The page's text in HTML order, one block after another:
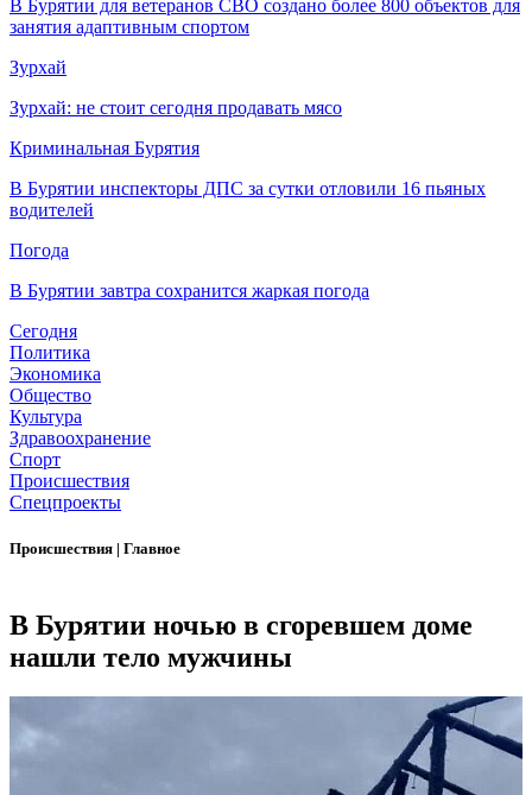
В Бурятии для ветеранов СВО создано более 800 объектов для
занятия адаптивным спортом
Зурхай
Зурхай: не стоит сегодня продавать мясо
Криминальная Бурятия
В Бурятии инспекторы ДПС за сутки отловили 16 пьяных
водителей
Погода
В Бурятии завтра сохранится жаркая погода
Сегодня
Политика
Экономика
Общество
Культура
Здравоохранение
Спорт
Происшествия
Спецпроекты
Происшествия | Главное
В Бурятии ночью в сгоревшем доме
нашли тело мужчины